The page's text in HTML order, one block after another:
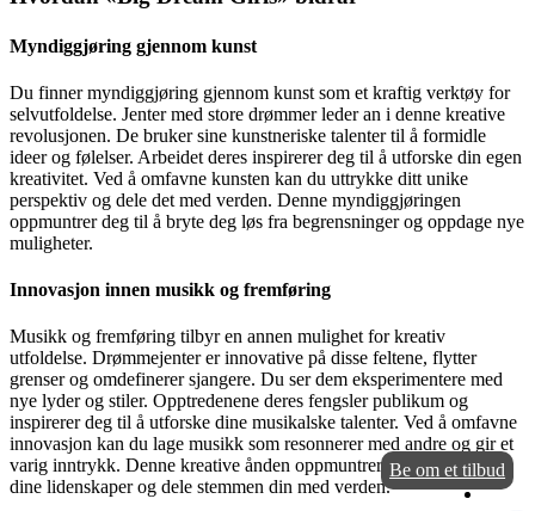
Myndiggjøring gjennom kunst
Du finner myndiggjøring gjennom kunst som et kraftig verktøy for
selvutfoldelse. Jenter med store drømmer leder an i denne kreative
revolusjonen. De bruker sine kunstneriske talenter til å formidle
ideer og følelser. Arbeidet deres inspirerer deg til å utforske din egen
kreativitet. Ved å omfavne kunsten kan du uttrykke ditt unike
perspektiv og dele det med verden. Denne myndiggjøringen
oppmuntrer deg til å bryte deg løs fra begrensninger og oppdage nye
muligheter.
Innovasjon innen musikk og fremføring
Musikk og fremføring tilbyr en annen mulighet for kreativ
utfoldelse. Drømmejenter er innovative på disse feltene, flytter
grenser og omdefinerer sjangere. Du ser dem eksperimentere med
nye lyder og stiler. Opptredenene deres fengsler publikum og
inspirerer deg til å utforske dine musikalske talenter. Ved å omfavne
innovasjon kan du lage musikk som resonnerer med andre og gir et
varig inntrykk. Denne kreative ånden oppmuntrer deg til å forfølge
dine lidenskaper og dele stemmen din med verden.
Be om et tilbud